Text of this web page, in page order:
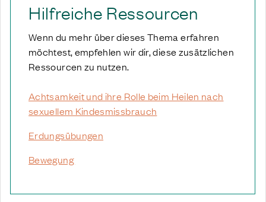
Hilfreiche Ressourcen
Wenn du mehr über dieses Thema erfahren
möchtest, empfehlen wir dir, diese zusätzlichen
Ressourcen zu nutzen.
Achtsamkeit und ihre Rolle beim Heilen nach
sexuellem Kindesmissbrauch
Erdungsübungen
Bewegung